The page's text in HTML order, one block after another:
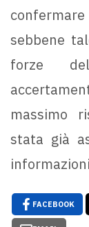
sebbene
forze
massimo
stata già
FACEBOOK